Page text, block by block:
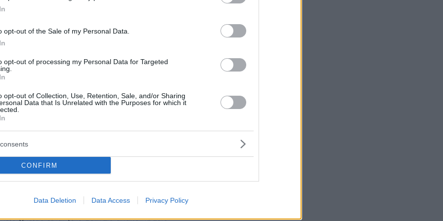
opt-out of the Sale of my Personal Data.
opt-out of processing my Personal Data for Targeted
opt-out of Collection, Use, Retention, Sale, and/or Sharing
Data that Is Unrelated with the Purposes for which it
CONFIRM
Data Deletion Data Access Privacy Policy
Το εμβόλιο δεν είναι μόνο για
– Ποιούς αφορά
το εμβόλιο κατά του ιού HPV προσφέρει
των καρκινικών τύπων και προλαμβάνει τον
τραχήλου της μήτρας
τραχήλου μήτρας – Ιός HPV:
την έναρξη των
προληπτικών εξετάσεων
τα τεχνικά ζητήματα για το πρόγραμμα